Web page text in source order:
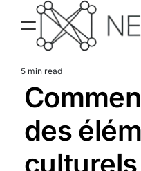
content
Estimated
read
time
5 min read
des